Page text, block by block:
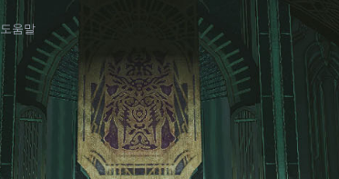
도움말